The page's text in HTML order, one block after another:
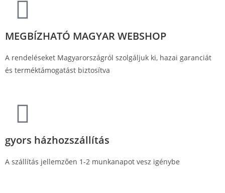
MEGBÍZHATÓ MAGYAR WEBSHOP
A rendeléseket Magyarországról szolgáljuk ki, hazai garanciát
és terméktámogatást biztosítva
gyors házhozszállítás
A szállítás jellemzően 1-2 munkanapot vesz igénybe